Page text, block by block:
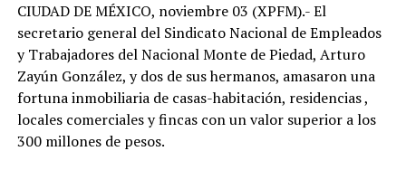
CIUDAD DE MÉXICO, noviembre 03 (XPFM).- El
secretario general del Sindicato Nacional de Empleados
y Trabajadores del Nacional Monte de Piedad, Arturo
Zayún González, y dos de sus hermanos, amasaron una
fortuna inmobiliaria de casas-habitación, residencias ,
locales comerciales y fincas con un valor superior a los
300 millones de pesos.